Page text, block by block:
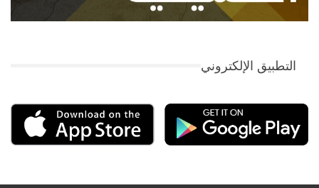
التطبيق الإلكتروني